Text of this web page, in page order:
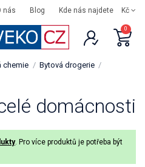
nás Blog Kde nás najdete Kč
0
chemie
Bytová drogerie
domácnosti
. Pro více produktů je potřeba být